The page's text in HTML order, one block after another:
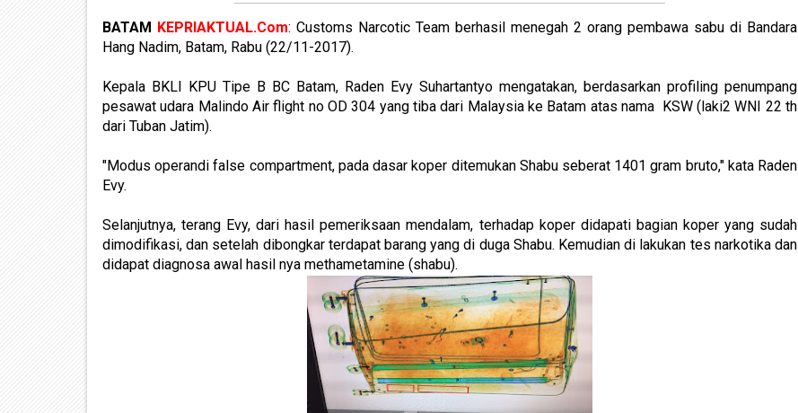
BATAM KEPRIAKTUAL.Com: Customs Narcotic Team berhasil menegah 2 orang pembawa sabu di Bandara
Hang Nadim, Batam, Rabu (22/11-2017).
Kepala BKLI KPU Tipe B BC Batam, Raden Evy Suhartantyo mengatakan, berdasarkan profiling penumpang
pesawat udara Malindo Air flight no OD 304 yang tiba dari Malaysia ke Batam atas nama KSW (laki2 WNI 22 th
dari Tuban Jatim).
"Modus operandi false compartment, pada dasar koper ditemukan Shabu seberat 1401 gram bruto," kata Raden
Evy.
Selanjutnya, terang Evy, dari hasil pemeriksaan mendalam, terhadap koper didapati bagian koper yang sudah
dimodifikasi, dan setelah dibongkar terdapat barang yang di duga Shabu. Kemudian di lakukan tes narkotika dan
didapat diagnosa awal hasil nya methametamine (shabu).